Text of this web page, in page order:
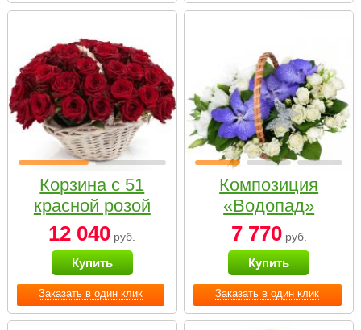
Заказать в один клик
Корзина с 51
красной розой
12 040 руб.
Купить
Заказать в один клик
Композиция
«Водопад»
7 770руб.
Купить